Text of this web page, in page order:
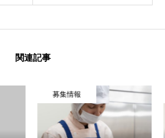
関連記事
募集情